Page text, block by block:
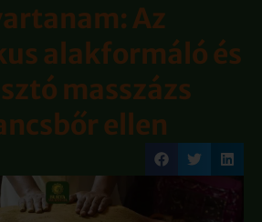
Az
alakformáló és
masszázs
ellen